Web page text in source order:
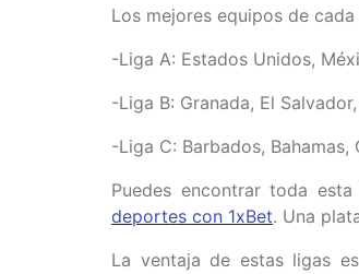
Los mejores equipos de
-Liga A: Estados Unidos,
-Liga B: Granada, El
-Liga C: Barbados, Bahamas,
Puedes encontrar toda
deportes con 1xBet. Una
La ventaja de estas ligas